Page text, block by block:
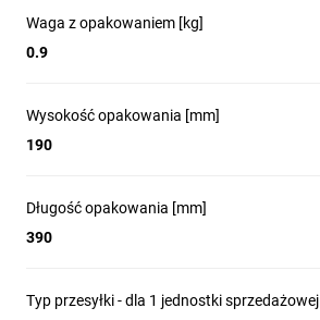
Waga z opakowaniem [kg]
0.9
Wysokość opakowania [mm]
190
Długość opakowania [mm]
390
Typ przesyłki - dla 1 jednostki sprzedażowej